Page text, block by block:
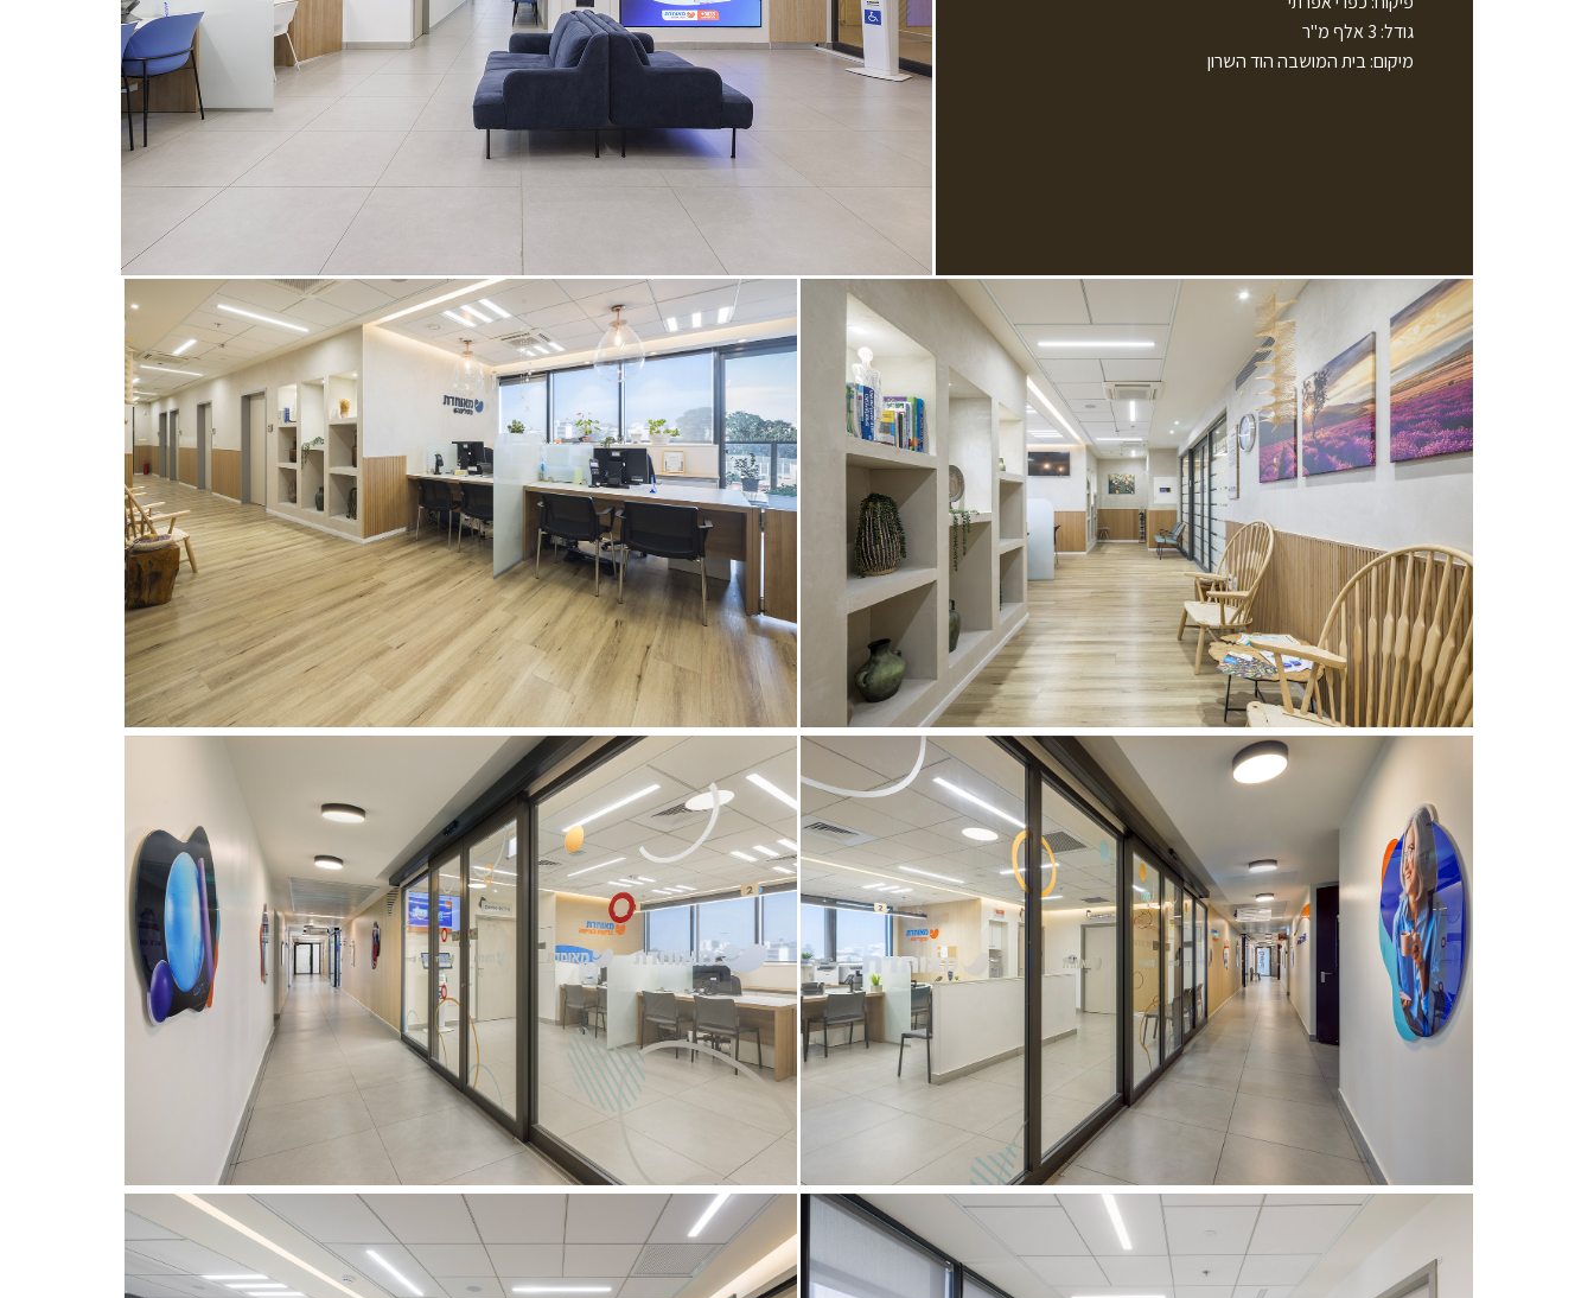
גודל: 3 אלף מ"ר
מיקום: בית המושבה הוד השרון